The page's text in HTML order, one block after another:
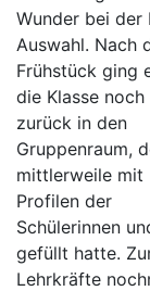
Wunder bei der
Auswahl. Nach
Frühstück ging
die Klasse noch
zurück in den
Gruppenraum,
mittlerweile mit
Profilen der
Schülerinnen
gefüllt hatte.
Lehrkräfte